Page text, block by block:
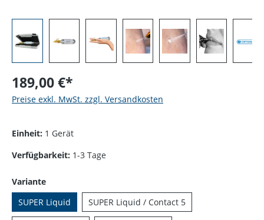
189,00 €*
Preise exkl. MwSt. zzgl. Versandkosten
Einheit: 1 Gerät
Verfügbarkeit: 1-3 Tage
Varianteauswählen
SUPER Liquid
SUPER Liquid / Contact 5